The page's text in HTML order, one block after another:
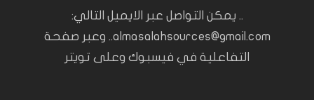
.. يمكن التواصل عبر الايميل التالي:
almasalahsources@gmail.com.. وعبر صفحة
التفاعلية في فيسبوك وعلى تويتر